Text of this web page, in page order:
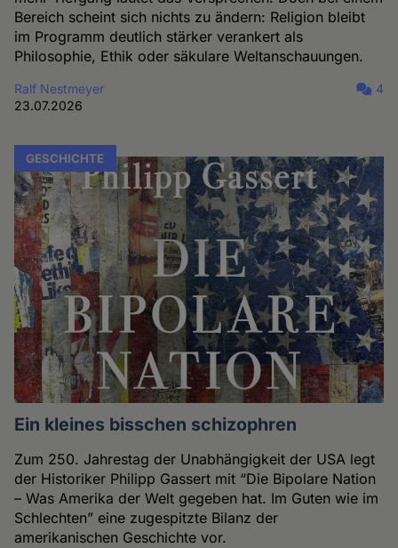
Bereich scheint sich nichts zu ändern: Religion bleibt
im Programm deutlich stärker verankert als
Philosophie, Ethik oder säkulare Weltanschauungen.
Ralf Nestmeyer
23.07.2026
4
GESCHICHTE
Ein kleines bisschen schizophren
Zum 250. Jahrestag der Unabhängigkeit der USA legt
der Historiker Philipp Gassert mit “Die Bipolare Nation
– Was Amerika der Welt gegeben hat. Im Guten wie im
Schlechten” eine zugespitzte Bilanz der
amerikanischen Geschichte vor.